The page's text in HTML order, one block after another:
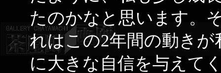
たのかなと思います。
れはこの2年間の動きが
に大きな自信を与えて